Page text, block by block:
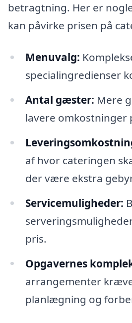
betragtning. Her er
kan påvirke prisen på
Menuvalg:
specialingredienser
Antal gæster: Mere
lavere omkostninger
af hvor cateringen
der være ekstra
Servicemuligheder:
pris.
Opgavernes
arrangementer
planlægning og